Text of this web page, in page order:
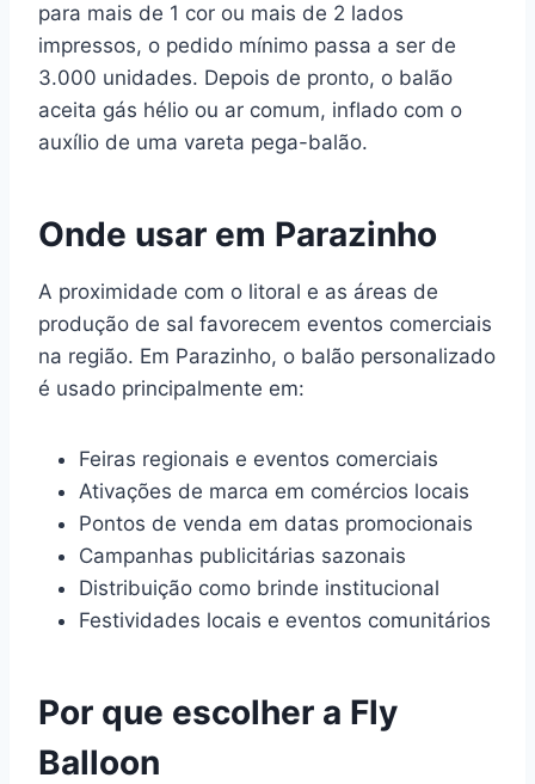
para mais de 1 cor ou mais de 2 lados
impressos, o pedido mínimo passa a ser de
3.000 unidades. Depois de pronto, o balão
aceita gás hélio ou ar comum, inflado com o
auxílio de uma vareta pega-balão.
Onde usar em Parazinho
A proximidade com o litoral e as áreas de
produção de sal favorecem eventos comerciais
na região. Em Parazinho, o balão personalizado
é usado principalmente em:
Feiras regionais e eventos comerciais
Ativações de marca em comércios locais
Pontos de venda em datas promocionais
Campanhas publicitárias sazonais
Distribuição como brinde institucional
Festividades locais e eventos comunitários
Por que escolher a Fly
Balloon